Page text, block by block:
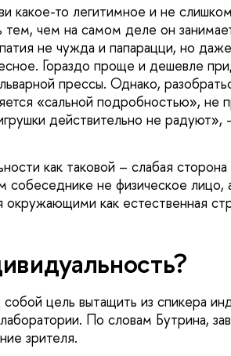
какое-то легитимное и не
чем на самом деле он
не чужда и папарацци, но
Гораздо проще и дешевле
прессы. Однако,
«сальной подробностью», не
действительно не радуют»,
как таковой – слабая сторона
собеседнике не физическое лицо,
как естественная
цель вытащить из спикера
По словам Бутрина,
зрителя.